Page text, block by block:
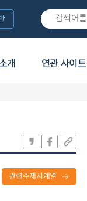
개 연관 사이트
관련주제시계열